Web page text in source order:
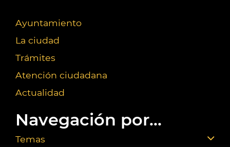
Ayuntamiento
La ciudad
Trámites
Atención ciudadana
Actualidad
Navegación por...
Temas